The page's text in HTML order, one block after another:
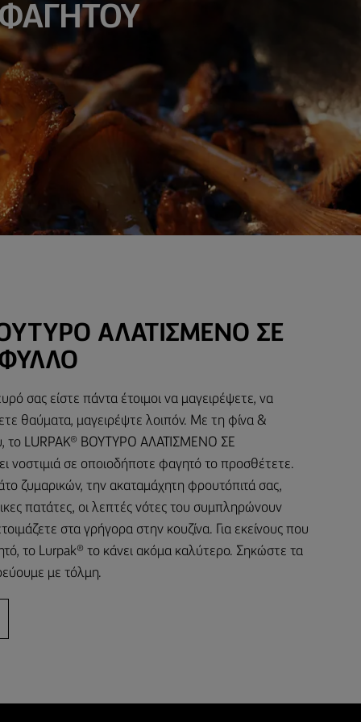
ΑΛΑΤΙΣΜΈΝΟ ΣΕ
σας είστε πάντα έτοιμοι να μαγειρέψετε, να
θαύματα, μαγειρέψτε λοιπόν. Με τη φίνα &
το LURPAK® ΒΟΥΤΥΡΟ ΑΛΑΤΙΣΜΕΝΟ ΣΕ
σε οποιοδήποτε φαγητό το προσθέτετε.
ζυμαρικών, την ακαταμάχητη φρουτόπιτά σας,
πατάτες, οι λεπτές νότες του συμπληρώνουν
στα γρήγορα στην κουζίνα. Για εκείνους που
το Lurpak® το κάνει ακόμα καλύτερο. Σηκώστε τα
με τόλμη.